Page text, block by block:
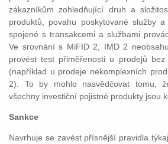
zákazníkům zohledňující druh a
produktů, povahu poskytované služby
spojené s transakcemi a službami
Ve srovnání s MiFID 2, IMD 2
provést test přiměřenosti u prodejů
(například u prodeje nekomplexních
2). To by mohlo nasvědčovat tomu,
všechny investiční pojistné produkty
Sankce
Navrhuje se zavést přísnější pravidla